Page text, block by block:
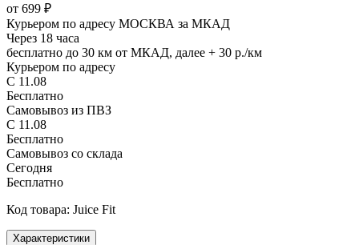
от 699 ₽
Курьером по адресу МОСКВА за МКАД
Через 18 часа
бесплатно до 30 км от МКАД, далее + 30 р./км
Курьером по адресу
С 11.08
Бесплатно
Самовывоз из ПВЗ
С 11.08
Бесплатно
Самовывоз со склада
Сегодня
Бесплатно
Код товара: Juice Fit
Характеристики